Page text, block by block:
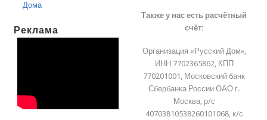
Дома
Реклама
Также у нас есть расчётный
счёт:
Организация «Русский Дом»,
ИНН 7702365862, КПП
770201001, Московский банк
Сбербанка России ОАО г.
Москва, р/с
40703810538260101068, к/с